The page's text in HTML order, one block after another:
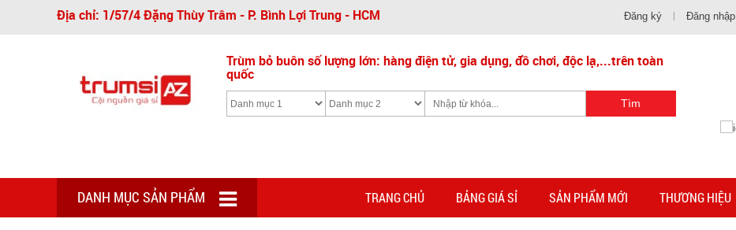
Địa chỉ: 1/57/4 Đặng Thùy Trâm - P. Bình Lợi Trung - HCM Đăng ký Đăng nhập
Trùm bỏ buôn số lượng lớn: hàng điện tử, gia dụng, đồ chơi, độc lạ,...trên toàn
quốc
DANH MỤC SẢN PHẨM TRANG CHỦ BẢNG GIÁ SỈ SẢN PHẨM MỚI THƯƠNG HIỆU